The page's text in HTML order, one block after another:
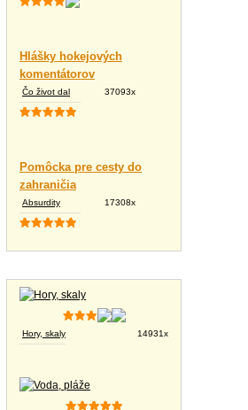
Hlášky hokejových
komentátorov
Čo život dal 37093x
Pomôcka pre cesty do
zahraničia
Absurdity 17308x
Hory, skaly 14931x